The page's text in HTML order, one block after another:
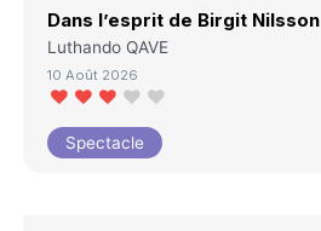
Dans l’esprit de Birgit Nilsson
Luthando QAVE
10 Août 2026
Spectacle